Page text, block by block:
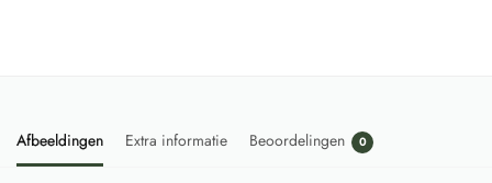
Afbeeldingen Extra informatie Beoordelingen 0